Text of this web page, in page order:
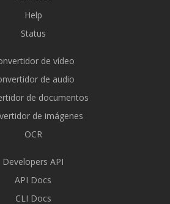
Help
Status
de vídeo
de audio
de documentos
de imágenes
OCR
Developers API
API Docs
CLI Docs